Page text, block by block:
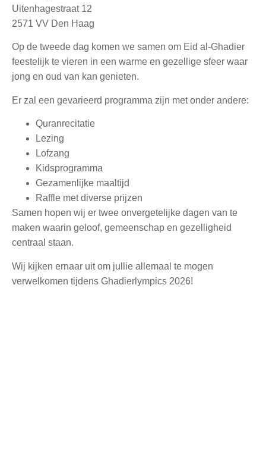
Uitenhagestraat 12
2571 VV Den Haag
Op de tweede dag komen we samen om Eid al-Ghadier
feestelijk te vieren in een warme en gezellige sfeer waar
jong en oud van kan genieten.
Er zal een gevarieerd programma zijn met onder andere:
Quranrecitatie
Lezing
Lofzang
Kidsprogramma
Gezamenlijke maaltijd
Raffle met diverse prijzen
Samen hopen wij er twee onvergetelijke dagen van te
maken waarin geloof, gemeenschap en gezelligheid
centraal staan.
Wij kijken ernaar uit om jullie allemaal te mogen
verwelkomen tijdens Ghadierlympics 2026!